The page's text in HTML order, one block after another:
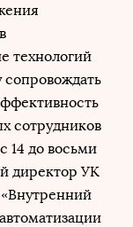
технологий
сопровождать
сотрудников
14 до восьми
директор УК